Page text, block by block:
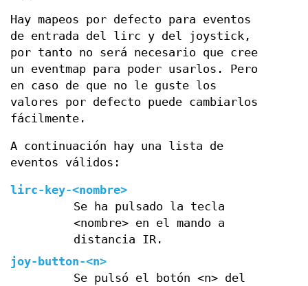
Hay mapeos por defecto para eventos
de entrada del lirc y del joystick,
por tanto no será necesario que cree
un eventmap para poder usarlos. Pero
en caso de que no le guste los
valores por defecto puede cambiarlos
fácilmente.
A continuación hay una lista de
eventos válidos:
lirc-key-<nombre>
Se ha pulsado la tecla
<nombre> en el mando a
distancia IR.
joy-button-<n>
Se pulsó el botón <n> del